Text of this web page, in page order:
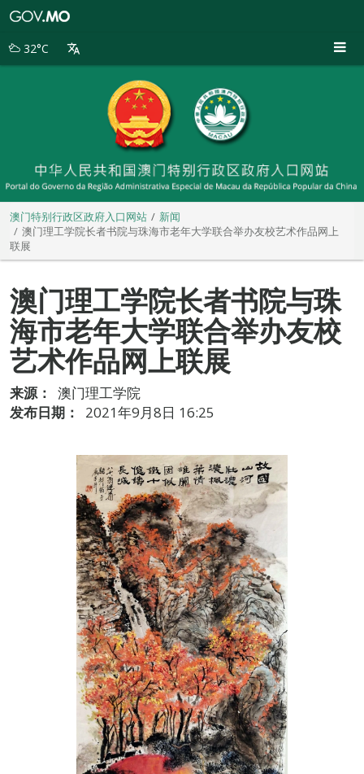
别
32°C
澳门特别行政区政府入口网站
新闻
澳门理工学院长者书院与珠海市老年大学联合举办友校艺术作品网上
联展
澳门理工学院长者书院与珠
海市老年大学联合举办友校
艺术作品网上联展
来源：
澳门理工学院
发布日期：
2021年9月8日 16:25